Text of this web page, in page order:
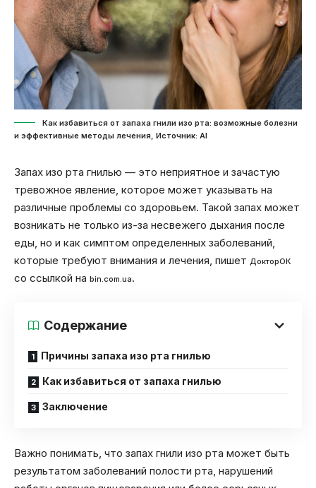
Как избавиться от запаха гнили изо рта: возможные болезни
и эффективные методы лечения, Источник: Al
Запах изо рта гнилью — это неприятное и зачастую
тревожное явление, которое может указывать на
различные проблемы со здоровьем. Такой запах может
возникать не только из-за несвежего дыхания после
еды, но и как симптом определенных заболеваний,
которые требуют внимания и лечения, пишет ДокторОК
со ссылкой на bin.com.ua.
Содержание
Причины запаха изо рта гнилью
Как избавиться от запаха гнилью
Заключение
Важно понимать, что запах гнили изо рта может быть
результатом заболеваний полости рта, нарушений